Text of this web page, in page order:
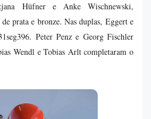
Hüfner e Anke Wischnewski,
prata e bronze. Nas duplas, Eggert e
Peter Penz e Georg Fischler
Wendl e Tobias Arlt completaram o